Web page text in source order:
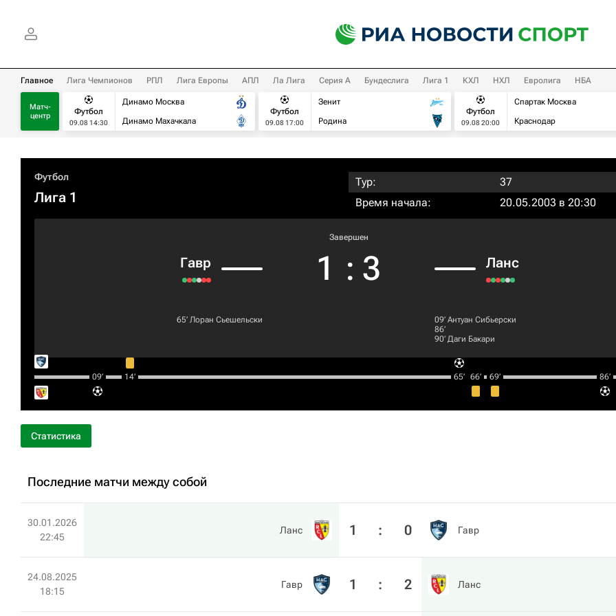
Главное Лига Чемпионов РПЛ Лига Европы АПЛ Ла Лига Серия А Бундеслига Лига 1 КХЛ НХЛ Евролига НБА
Матч-
центр
Футбол
09.08 14:30
Динамо Москва
Динамо Махачкала
Футбол
09.08 17:00
Зенит
Родина
Футбол
09.08 20:00
Спартак Москва
Краснодар
Футбол
Лига 1
Тур:
37
Время начала:
20.05.2003 в 20:30
Гавр
Завершен
1 : 3 Ланс
65‎’‎ Лоран Сьешельски 09‎’‎ Антуан Сибьерски
86‎’‎
90‎’‎ Даги Бакари
09‎’‎ 14‎’‎ 65‎’‎ 66‎’‎ 69‎’‎ 86‎’‎
Статистика
Последние матчи между собой
30.01.2026
22:45
Ланс 1 : 0 Гавр
24.08.2025
18:15
Гавр 1 : 2 Ланс